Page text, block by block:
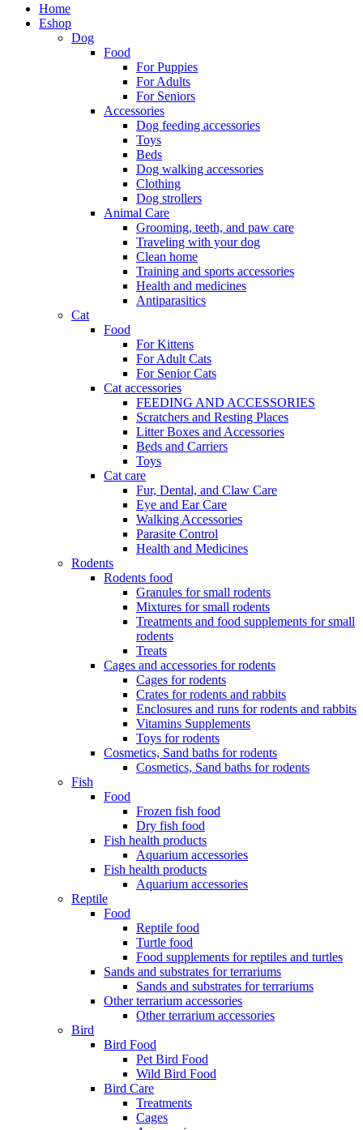
Home
Eshop
Dog
Food
For Puppies
For Adults
For Seniors
Accessories
Dog feeding accessories
Toys
Beds
Dog walking accessories
Clothing
Dog strollers
Animal Care
Grooming, teeth, and paw care
Traveling with your dog
Clean home
Training and sports accessories
Health and medicines
Antiparasitics
Cat
Food
For Kittens
For Adult Cats
For Senior Cats
Cat accessories
FEEDING AND ACCESSORIES
Scratchers and Resting Places
Litter Boxes and Accessories
Beds and Carriers
Toys
Cat care
Fur, Dental, and Claw Care
Eye and Ear Care
Walking Accessories
Parasite Control
Health and Medicines
Rodents
Rodents food
Granules for small rodents
Mixtures for small rodents
Treatments and food supplements for small
rodents
Treats
Cages and accessories for rodents
Cages for rodents
Сrates for rodents and rabbits
Enclosures and runs for rodents and rabbits
Vitamins Supplements
Toys for rodents
Cosmetics, Sand baths for rodents
Cosmetics, Sand baths for rodents
Fish
Food
Frozen fish food
Dry fish food
Fish health products
Aquarium accessories
Fish health products
Aquarium accessories
Reptile
Food
Reptile food
Turtle food
Food supplements for reptiles and turtles
Sands and substrates for terrariums
Sands and substrates for terrariums
Other terrarium accessories
Other terrarium accessories
Bird
Bird Food
Pet Bird Food
Wild Bird Food
Bird Care
Treatments
Cages